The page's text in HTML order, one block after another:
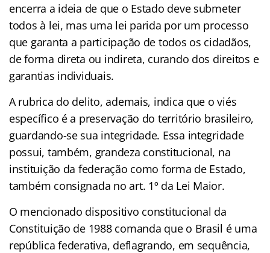
encerra a ideia de que o Estado deve submeter
todos à lei, mas uma lei parida por um processo
que garanta a participação de todos os cidadãos,
de forma direta ou indireta, curando dos direitos e
garantias individuais.
A rubrica do delito, ademais, indica que o viés
específico é a preservação do território brasileiro,
guardando-se sua integridade. Essa integridade
possui, também, grandeza constitucional, na
instituição da federação como forma de Estado,
também consignada no art. 1º da Lei Maior.
O mencionado dispositivo constitucional da
Constituição de 1988 comanda que o Brasil é uma
república federativa, deflagrando, em sequência,